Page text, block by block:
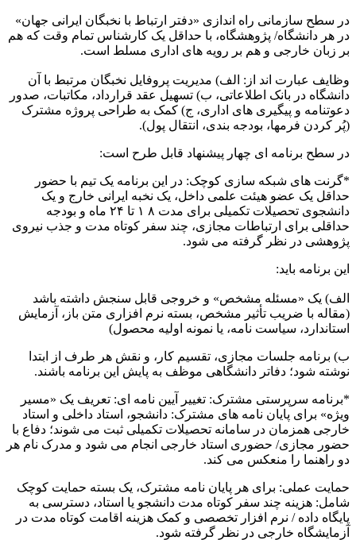
در سطح سازمانی راه اندازی «دفتر ارتباط با نخبگان ایرانی جهان»
در هر دانشگاه/ پژوهشگاه، با حداقل یک کارشناس تمام وقت که هم
بر زبان خارجی و هم بر رویه های اداری مسلط است.
وظایف عبارت اند از: الف) مدیریت پروفایل نخبگان مرتبط با آن
دانشگاه در بانک اطلاعاتی، ب) تسهیل عقد قرارداد، مکاتبات، صدور
دعوتنامه و پیگیری های اداری، ج) کمک به طراحی پروژه مشترک
(پُر کردن فرمها، بودجه بندی، انتقال پول).
در سطح برنامه ای چهار پیشنهاد قابل طرح است:
*گرنت های شبکه سازی کوچک: در این برنامه یک تیم با حضور
حداقل یک عضو هیئت علمی داخل، یک نخبه ایرانی خارج و یک
دانشجوی تحصیلات تکمیلی برای مدت ۸ ۱ تا ۲۴ ماه و بودجه
حداقلی برای ارتباطات مجازی، چند سفر کوتاه مدت و جذب نیروی
پژوهشی در نظر گرفته می شود.
این برنامه باید:
الف) یک «مسئله مشخص» و خروجی قابل سنجش داشته باشد
(مقاله با ضریب تأثیر مشخص، بسته نرم افزاری متن باز، آزمایش
استاندارد، سیاست نامه، یا نمونه اولیه محصول)
ب) برنامه جلسات مجازی، تقسیم کار، و نقش هر طرف از ابتدا
نوشته شود؛ دفاتر دانشگاهی موظف به پایش این برنامه باشند.
*برنامه سرپرستی مشترک: تغییر آیین نامه ای: تعریف یک «مسیر
ویژه» برای پایان نامه های مشترک: دانشجو، استاد داخلی و استاد
خارجی همزمان در سامانه تحصیلات تکمیلی ثبت می شوند؛ دفاع با
حضور مجازی/ حضوری استاد خارجی انجام می شود و مدرک نام هر
دو راهنما را منعکس می کند.
حمایت عملی: برای هر پایان نامه مشترک، یک بسته حمایت کوچک
شامل: هزینه چند سفر کوتاه مدت دانشجو یا استاد، دسترسی به
پایگاه داده / نرم افزار تخصصی و کمک هزینه اقامت کوتاه مدت در
آزمایشگاه خارجی در نظر گرفته شود.